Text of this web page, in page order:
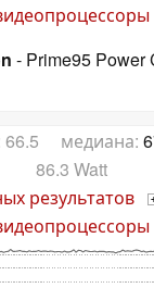
- Prime95 Power
66.5 медиана:
86.3 Watt
результатов